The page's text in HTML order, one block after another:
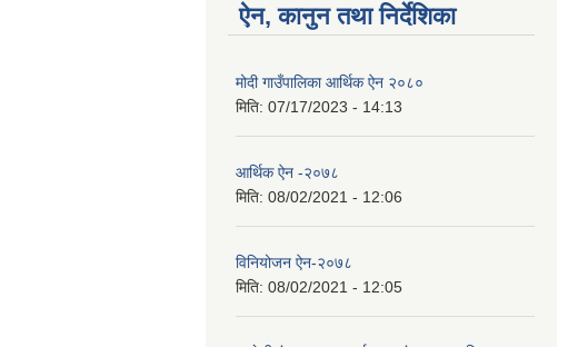
ऐन, कानुन तथा निर्देशिका
मोदी गाउँपालिका आर्थिक ऐन २०८०
मिति: 07/17/2023 - 14:13
आर्थिक ऐन -२०७८
मिति: 08/02/2021 - 12:06
विनियोजन ऐन-२०७८
मिति: 08/02/2021 - 12:05